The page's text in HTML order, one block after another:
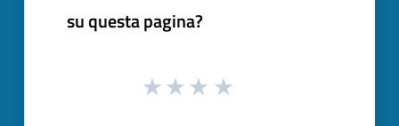
su questa pagina?